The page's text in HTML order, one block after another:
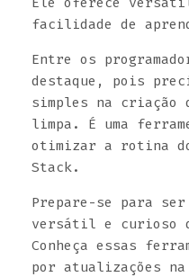
facilidade de
Entre os
destaque, pois
simples na
limpa. É uma
otimizar a rotina
Stack.
Prepare-se para
versátil e curioso
Conheça essas
por atualizações